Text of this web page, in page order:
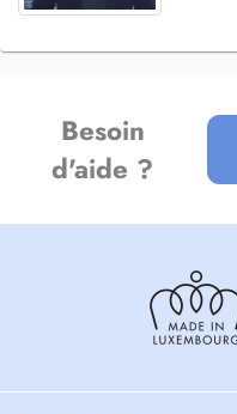
Besoin
d'aide ?